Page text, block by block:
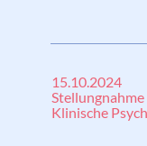
15.10.2024
Klinische